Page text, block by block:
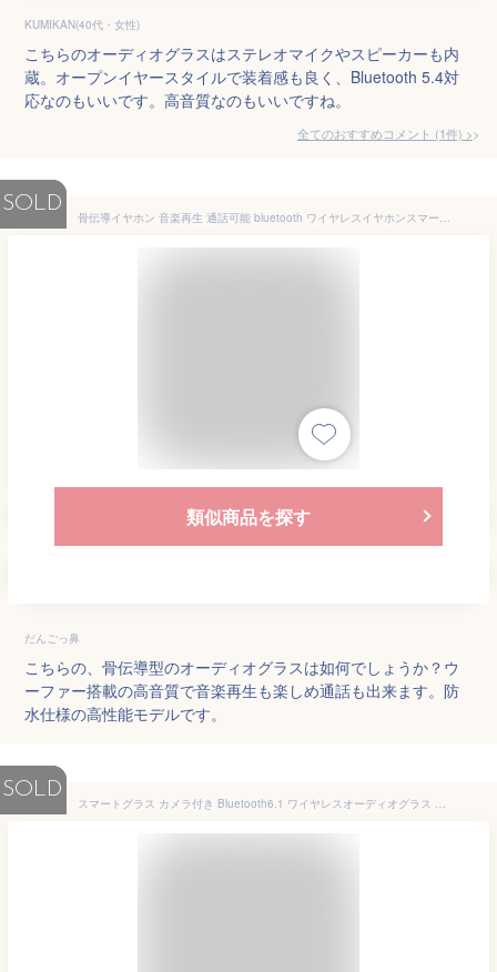
KUMIKAN(40代・女性)
こちらのオーディオグラスはステレオマイクやスピーカーも内
蔵。オープンイヤースタイルで装着感も良く、Bluetooth 5.4対
応なのもいいです。高音質なのもいいですね。
全てのおすすめコメント (1件) >
SOLD
骨伝導イヤホン 音楽再生 通話可能 bluetooth ワイヤレスイヤホンスマートグラス メガネ スマートメガネ オーディオグラス サングラス Bluetooth イヤホン ワイヤレス ブルートゥース スピーカー ウーファー搭載 マイク搭載 ブルーライトカット 紫外線カット 防水
類似商品を探す
だんごっ鼻
こちらの、骨伝導型のオーディオグラスは如何でしょうか？ウ
ーファー搭載の高音質で音楽再生も楽しめ通話も出来ます。防
水仕様の高性能モデルです。
SOLD
スマートグラス カメラ付き Bluetooth6.1 ワイヤレスオーディオグラス AIメガネ AI検索 800万画素 撮影 録画 録音 翻訳機 音楽再生 ハンズフリー通話 最大7時間再生 アプリ レンズの交換可能 2026年新型 軽量 男女兼用 ブルーライトカット【PL保険加入済み製品・安心】